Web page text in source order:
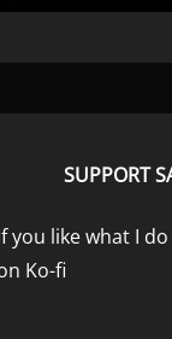
SUPPORT
you like what I
Ko-fi